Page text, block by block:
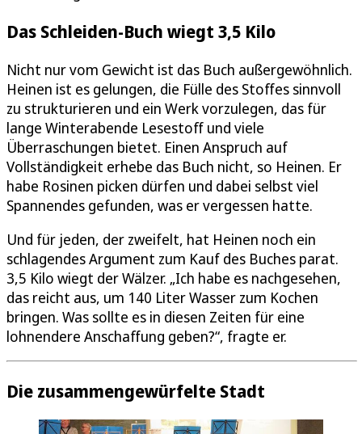
Das Schleiden-Buch wiegt 3,5 Kilo
Nicht nur vom Gewicht ist das Buch außergewöhnlich.
Heinen ist es gelungen, die Fülle des Stoffes sinnvoll
zu strukturieren und ein Werk vorzulegen, das für
lange Winterabende Lesestoff und viele
Überraschungen bietet. Einen Anspruch auf
Vollständigkeit erhebe das Buch nicht, so Heinen. Er
habe Rosinen picken dürfen und dabei selbst viel
Spannendes gefunden, was er vergessen hatte.
Und für jeden, der zweifelt, hat Heinen noch ein
schlagendes Argument zum Kauf des Buches parat.
3,5 Kilo wiegt der Wälzer. „Ich habe es nachgesehen,
das reicht aus, um 140 Liter Wasser zum Kochen
bringen. Was sollte es in diesen Zeiten für eine
lohnendere Anschaffung geben?“, fragte er.
Die zusammengewürfelte Stadt